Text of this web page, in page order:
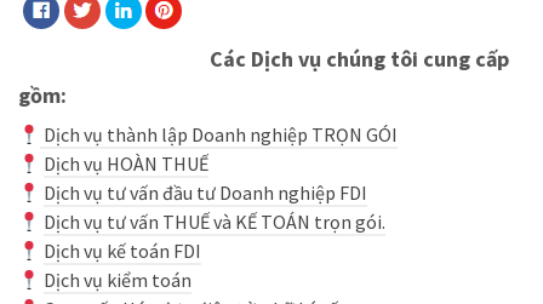
Các Dịch vụ chúng tôi cung cấp
gồm:
Dịch vụ thành lập Doanh nghiệp TRỌN GÓI
Dịch vụ HOÀN THUẾ
Dịch vụ tư vấn đầu tư Doanh nghiệp FDI
Dịch vụ tư vấn THUẾ và KẾ TOÁN trọn gói.
Dịch vụ kế toán FDI
Dịch vụ kiểm toán